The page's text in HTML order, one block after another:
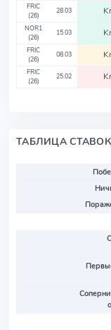
FRIC
(26)
28.03
NOR1
(26)
15.03
FRIC
(26)
08.03
FRIC
(26)
25.02
ТАБЛИЦА СТАВОК